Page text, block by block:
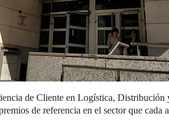
de Cliente en Logística, Distribución
de referencia en el sector que